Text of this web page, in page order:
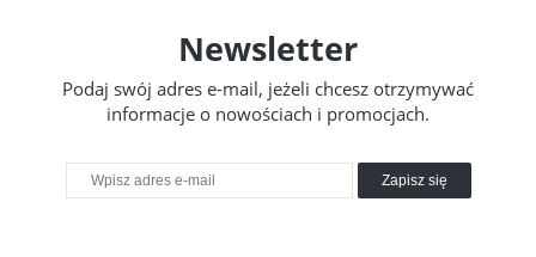
Newsletter
Podaj swój adres e-mail, jeżeli chcesz otrzymywać
informacje o nowościach i promocjach.
Zapisz się